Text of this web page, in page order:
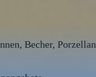
Becher, Porzellan